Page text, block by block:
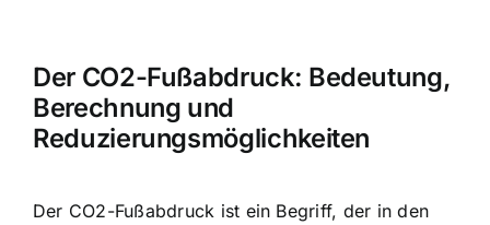
Der CO2-Fußabdruck: Bedeutung,
Berechnung und
Reduzierungsmöglichkeiten
Der CO2-Fußabdruck ist ein Begriff, der in den